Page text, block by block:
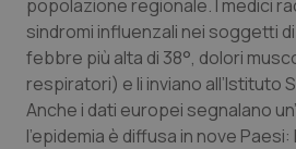
Toscana
Umbria
Valle D’Aosta
Obesità
Oftalmologia
Oncodermatologia
popolazione regionale. I medici
sindromi influenzali nei soggetti
febbre più alta di 38°, dolori
respiratori) e li inviano all’Istituto
Anche i dati europei segnalano
l’epidemia è diffusa in nove